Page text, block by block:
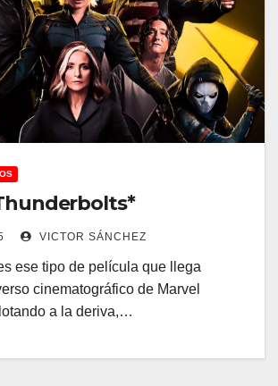
VICTOR SÁNCHEZ
ese tipo de película que llega
cinematográfico de Marvel
a la deriva,…